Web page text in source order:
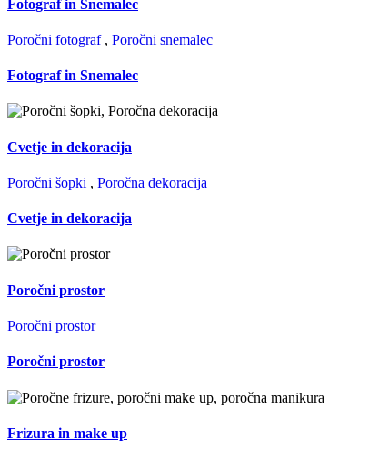
Fotograf in Snemalec
Poročni fotograf, Poročni snemalec
Fotograf in Snemalec
Cvetje in dekoracija
Poročni šopki , Poročna dekoracija
Cvetje in dekoracija
Poročni prostor
Poročni prostor
Poročni prostor
Frizura in make up